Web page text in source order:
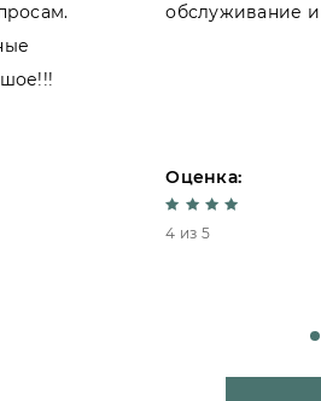
обслуживание и
Оценка:
4 из 5